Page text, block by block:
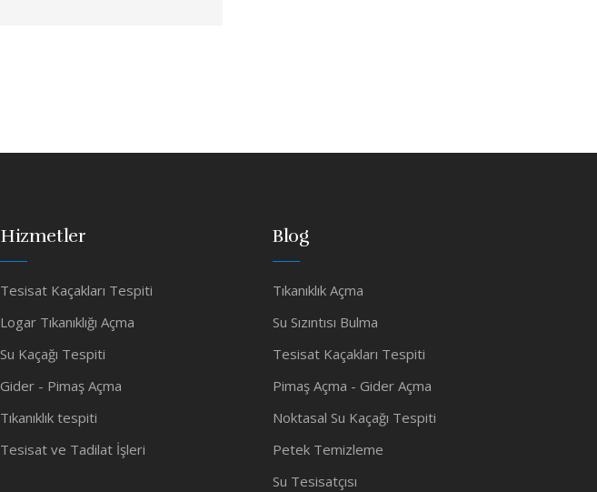
Hizmetler
Tesisat Kaçakları Tespiti
Logar Tıkanıklığı Açma
Su Kaçağı Tespiti
Gider - Pimaş Açma
Tıkanıklık tespiti
Tesisat ve Tadilat İşleri
Blog
Tıkanıklık Açma
Su Sızıntısı Bulma
Tesisat Kaçakları Tespiti
Pimaş Açma - Gider Açma
Noktasal Su Kaçağı Tespiti
Petek Temizleme
Su Tesisatçısı